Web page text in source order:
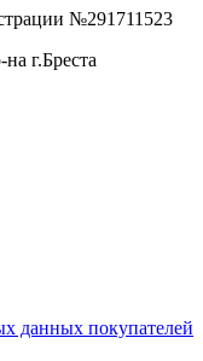
№291711523
г.Бреста
данных покупателей